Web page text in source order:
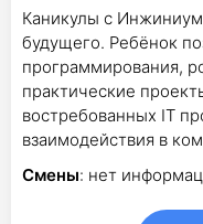
Каникулы с
будущего. Ребёнок
программирования,
практические
востребованных IT
взаимодействия в
Смены: нет